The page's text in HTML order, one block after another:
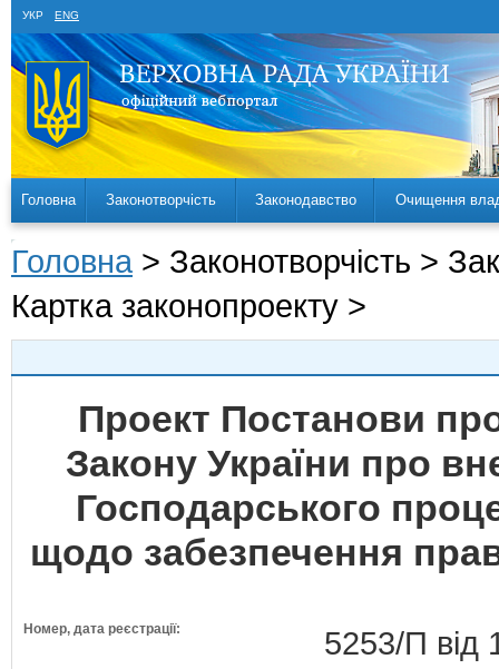
УКР ENG
Головна Законотворчість Законодавство Очищення
Головна > Законотворчість >
Картка законопроекту >
Проект Постанови
Закону України про
Господарського
щодо забезпечення
Номер, дата реєстрації: 5253/П від